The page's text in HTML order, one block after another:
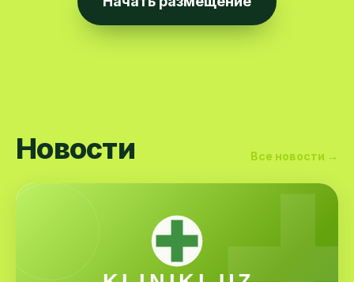
Новости Все новости →